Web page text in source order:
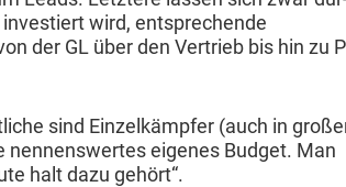
wird, entsprechende
der GL über den Ver­trieb bis hin zu
sind Einzelkämpfer (auch in
eigenes Bud­get. Man
halt dazu gehört“.